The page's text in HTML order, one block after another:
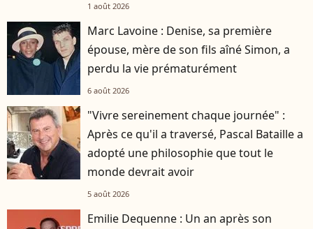
1 août 2026
Marc Lavoine : Denise, sa première
épouse, mère de son fils aîné Simon, a
perdu la vie prématurément
6 août 2026
"Vivre sereinement chaque journée" :
Après ce qu'il a traversé, Pascal Bataille a
adopté une philosophie que tout le
monde devrait avoir
5 août 2026
Emilie Dequenne : Un an après son